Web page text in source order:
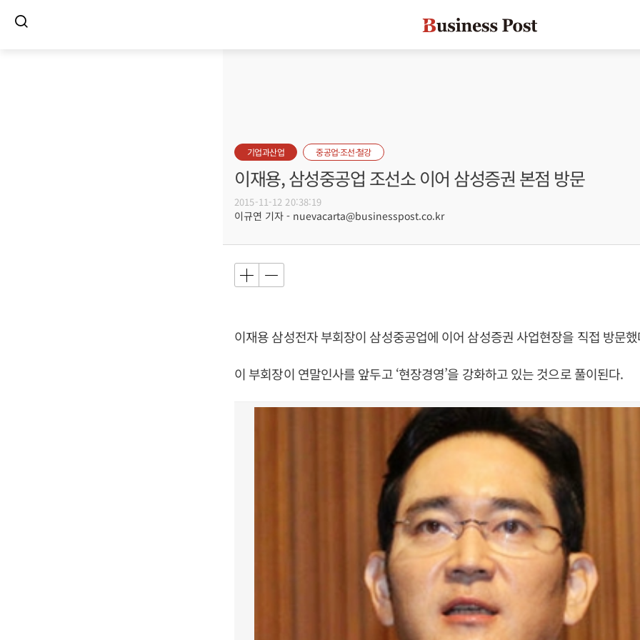
기업과산업 중공업·조선·철강
이재용, 삼성중공업 조선소 이어 삼성증권 본점 방문
2015-11-12 20:38:19
이규연 기자 - nuevacarta@businesspost.co.kr
이재용 삼성전자 부회장이 삼성중공업에 이어 삼성증권 사업현장을 직접 방문
이 부회장이 연말인사를 앞두고 ‘현장경영’을 강화하고 있는 것으로 풀이된다.